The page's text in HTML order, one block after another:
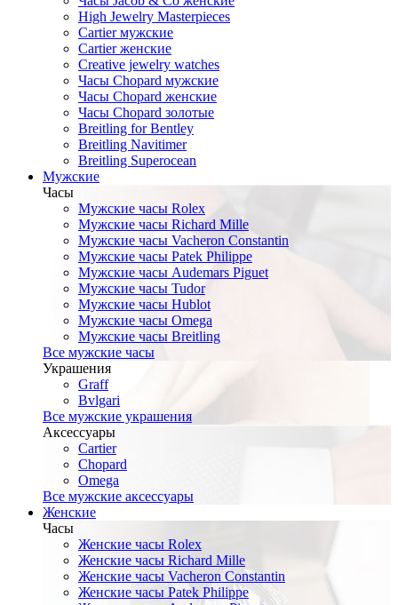
High Jewelry Masterpieces
Cartier мужские
Cartier женские
Creative jewelry watches
Часы Chopard мужские
Часы Сhopard женские
Часы Сhopard золотые
Breitling for Bentley
Breitling Navitimer
Breitling Superocean
Мужские
Часы
Мужские часы Rolex
Мужские часы Richard Mille
Мужские часы Vacheron Constantin
Мужские часы Patek Philippe
Мужские часы Audemars Piguet
Мужские часы Tudor
Мужские часы Hublot
Мужские часы Omega
Мужские часы Breitling
Все мужские часы
Украшения
Graff
Bvlgari
Все мужские украшения
Аксессуары
Cartier
Chopard
Omega
Все мужские аксессуары
Женские
Часы
Женские часы Rolex
Женские часы Richard Mille
Женские часы Vacheron Constantin
Женские часы Patek Philippe